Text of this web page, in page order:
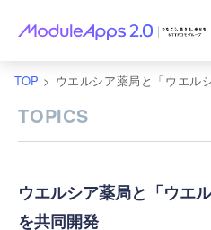
TOP > ウエルシア薬局と「ウエル
TOPICS
ウエルシア薬局と「ウエ
を共同開発